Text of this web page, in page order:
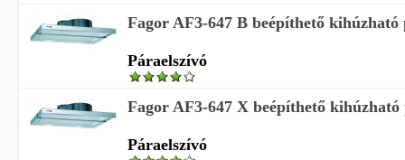
Fagor AF3-647 B beépíthető kihúzható
Páraelszívó
Fagor AF3-647 X beépíthető kihúzható
Páraelszívó